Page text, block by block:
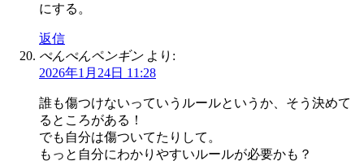
にする。
返信
ぺんぺんペンギン より:
2026年1月24日 11:28
誰も傷つけないっていうルールというか、そう決めて
るところがある！
でも自分は傷ついてたりして。
もっと自分にわかりやすいルールが必要かも？